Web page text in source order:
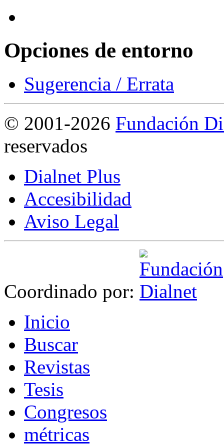
Opciones de entorno
Sugerencia / Errata
© 2001-2026 Fundación
reservados
Dialnet Plus
Accesibilidad
Aviso Legal
Coordinado por:
Inicio
Buscar
Revistas
Tesis
Congresos
métricas